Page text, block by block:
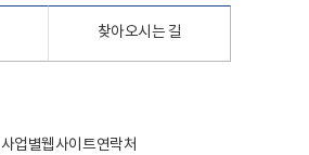
찾아오시는 길
사업별웹사이트연락처